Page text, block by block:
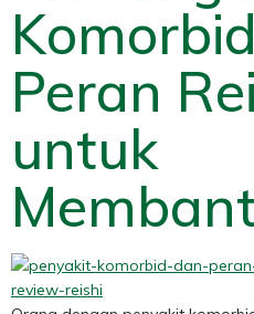
Peran
untuk